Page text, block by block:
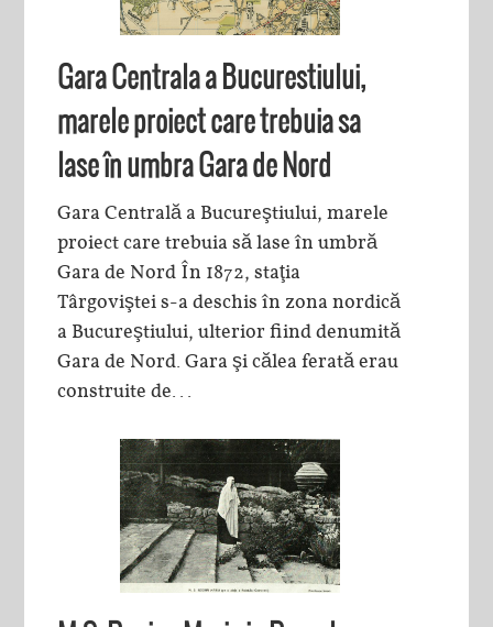
Gara Centrala a Bucurestiului,
marele proiect care trebuia sa
lase în umbra Gara de Nord
Gara Centrală a Bucureştiului, marele
proiect care trebuia să lase în umbră
Gara de Nord În 1872, staţia
Târgoviştei s-a deschis în zona nordică
a Bucureştiului, ulterior fiind denumită
Gara de Nord. Gara şi călea ferată erau
construite de...